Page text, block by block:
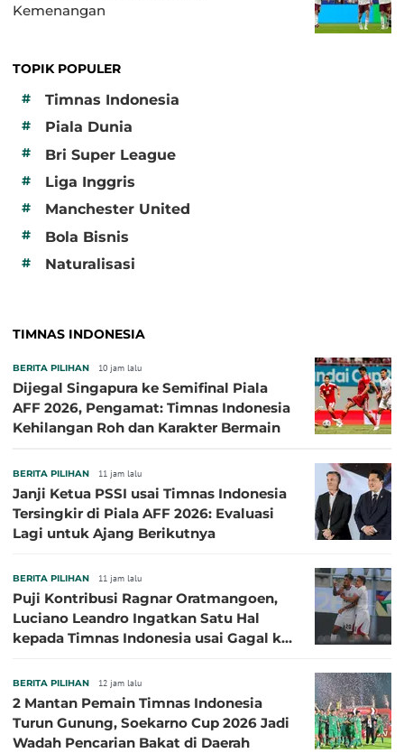
Kemenangan
TOPIK POPULER
#
Timnas Indonesia
# Piala Dunia
# Bri Super League
# Liga Inggris
# Manchester United
# Bola Bisnis
# Naturalisasi
TIMNAS INDONESIA
BERITA PILIHAN 10 jam lalu
Dijegal Singapura ke Semifinal Piala
AFF 2026, Pengamat: Timnas Indonesia
Kehilangan Roh dan Karakter Bermain
BERITA PILIHAN 11 jam lalu
Janji Ketua PSSI usai Timnas Indonesia
Tersingkir di Piala AFF 2026: Evaluasi
Lagi untuk Ajang Berikutnya
BERITA PILIHAN 11 jam lalu
Puji Kontribusi Ragnar Oratmangoen,
Luciano Leandro Ingatkan Satu Hal
kepada Timnas Indonesia usai Gagal ke
BERITA PILIHAN 12 jam lalu
2 Mantan Pemain Timnas Indonesia
Turun Gunung, Soekarno Cup 2026 Jadi
Wadah Pencarian Bakat di Daerah